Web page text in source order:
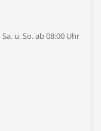
u. So. ab 08:00 Uhr